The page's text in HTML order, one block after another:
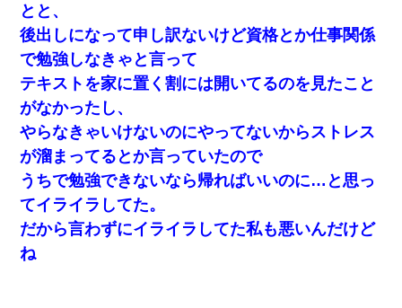
出張中の旦那から『フリンしやがって、このクズ』と電話が。私
「本当に家まで来たの？証拠は？」旦那「俺の言葉が信じられな
いのか！」→ 離婚後
婚活パーティーでよく会う美女がいた。こんな完璧な容姿を持っ
てしても結婚て難しいんだなぁ…と思ってた
全く親しくないママ友Aから突然「飲み会しよう」と誘われたがお
断りした。後日Aの企みを知ってゾッとするやら腹立つやら！
デパートの外商『私さんだと名乗る女が、ツケで宝石を買おうと
していて…』私「！？」→ 翌日。ママ友たちの様子が微妙におか
しくなり・・・
とと、
後出しになって申し訳ないけど資格とか仕事関係
で勉強しなきゃと言って
テキストを家に置く割には開いてるのを見たこと
がなかったし、
やらなきゃいけないのにやってないからストレス
が溜まってるとか言っていたので
うちで勉強できないなら帰ればいいのに…と思っ
てイライラしてた。
だから言わずにイライラしてた私も悪いんだけど
ね